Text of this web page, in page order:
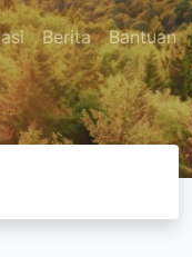
Berita Bantuan